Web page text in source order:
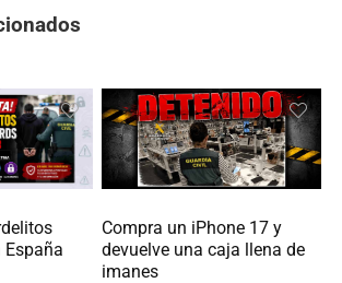
España
Compra un iPhone 17 y
devuelve una caja llena de
imanes